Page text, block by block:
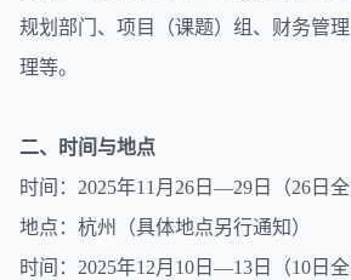
规划部门、项目（课题）组、财务管
理等。
二、时间与地点
时间：2025年11月26日—29日（26日全
地点：杭州（具体地点另行通知）
时间：2025年12月10日—13日（10日全